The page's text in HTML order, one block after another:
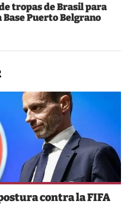
tropas de Brasil para
Puerto Belgrano
contra la FIFA